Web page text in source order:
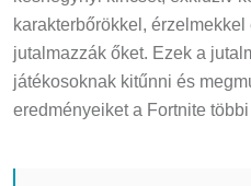
karakterbőrökkel,
jutalmazzák őket. Ezek a
játékosoknak kitűnni és
eredményeiket a Fortnite